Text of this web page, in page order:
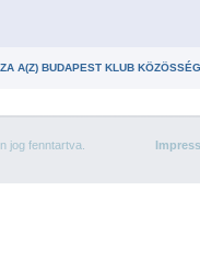
A(Z) BUDAPEST KLUB
jog fenntartva.